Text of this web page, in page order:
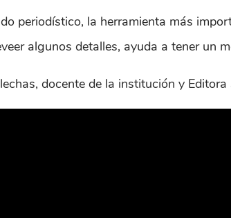
periodístico, la herramienta más
algunos detalles, ayuda a tener un
docente de la institución y